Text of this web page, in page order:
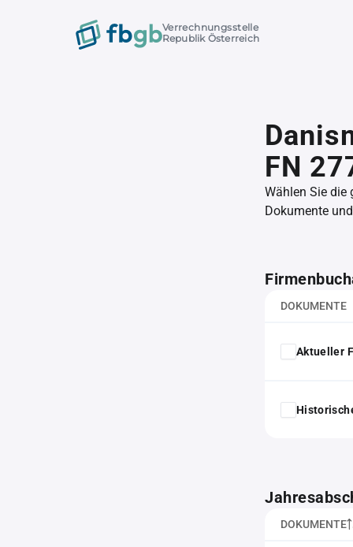
Verrechnungsstelle
Republik Österreich
FN
Wählen Sie die
Dokumente
DOKUMENTE
Aktueller
DOKUMENTE